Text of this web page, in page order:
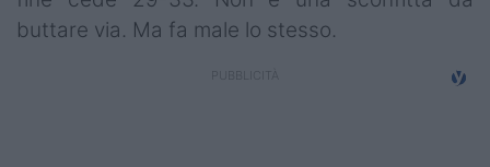
Super Rugby
buttare via. Ma fa male lo stesso.